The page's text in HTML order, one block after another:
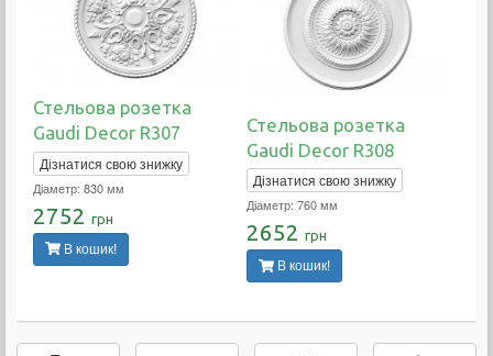
Стельова розетка
Gaudi Decor R307
Дізнатися свою знижку
Діаметр: 830 мм
2752 грн
В кошик!
Стельова розетка
Gaudi Decor R308
Дізнатися свою знижку
Діаметр: 760 мм
2652 грн
В кошик!